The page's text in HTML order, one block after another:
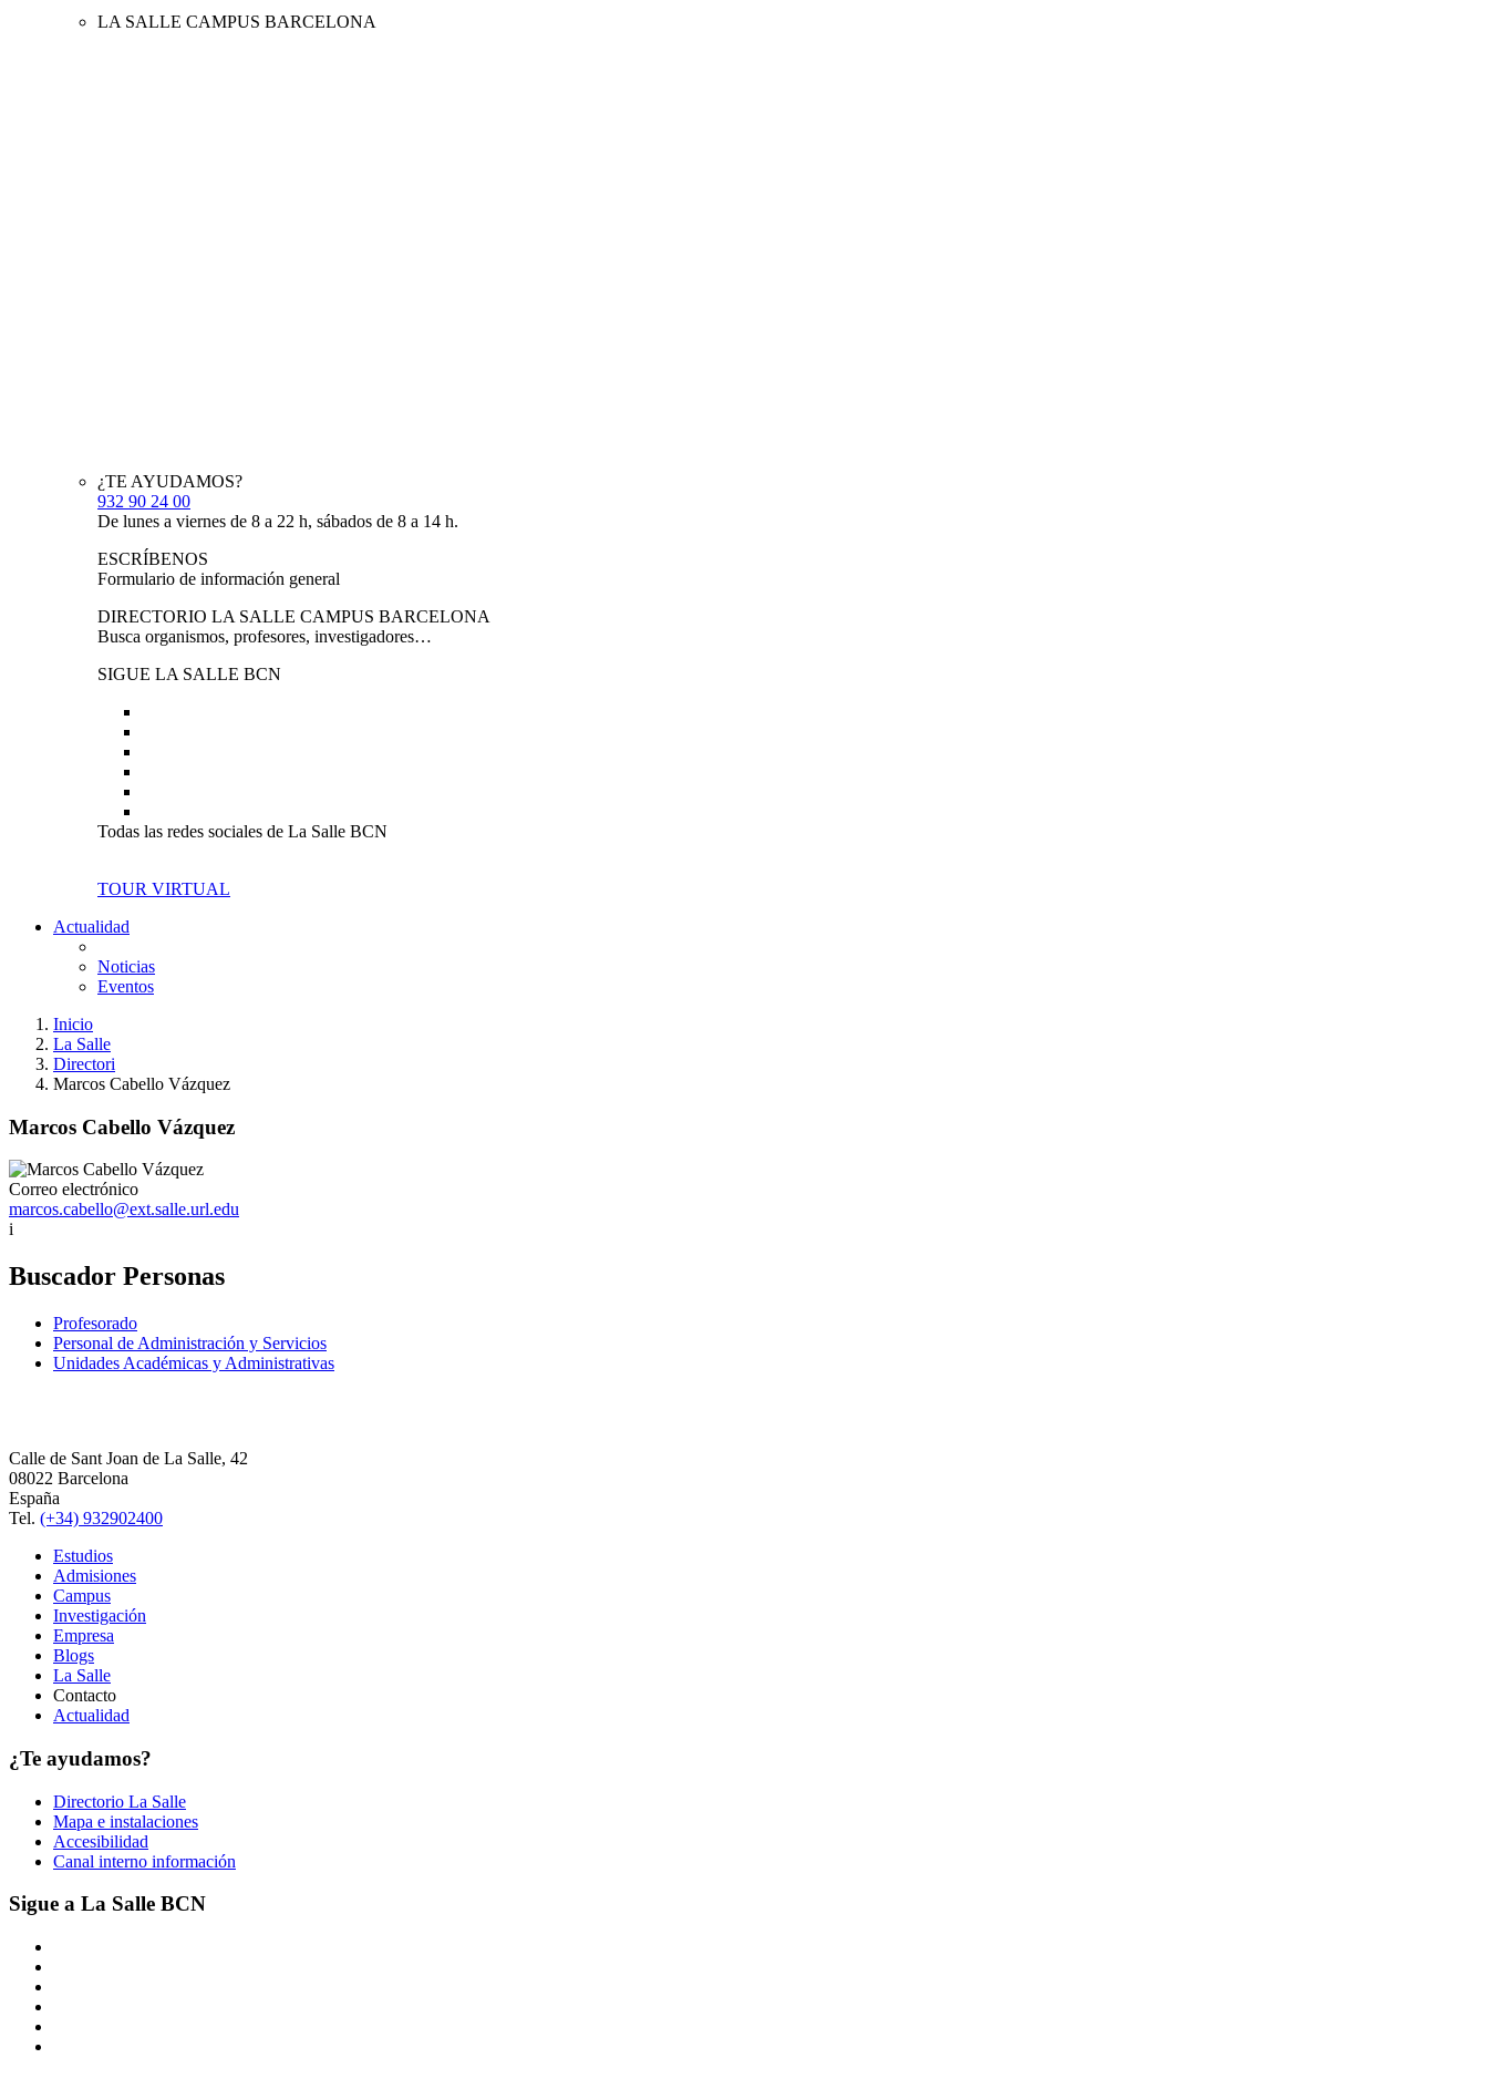
LA SALLE CAMPUS BARCELONA
¿TE AYUDAMOS?
932 90 24 00
De lunes a viernes de 8 a 22 h, sábados de 8 a 14 h.
ESCRÍBENOS
Formulario de información general
DIRECTORIO LA SALLE CAMPUS BARCELONA
Busca organismos, profesores, investigadores…
SIGUE LA SALLE BCN
Todas las redes sociales de La Salle BCN
TOUR VIRTUAL
Actualidad
Noticias
Eventos
Inicio
La Salle
Directori
Marcos Cabello Vázquez
Marcos Cabello Vázquez
Correo electrónico
marcos.cabello@ext.salle.url.edu
i
Buscador Personas
Profesorado
Personal de Administración y Servicios
Unidades Académicas y Administrativas
Calle de Sant Joan de La Salle, 42
08022 Barcelona
España
Tel. (+34) 932902400
Estudios
Admisiones
Campus
Investigación
Empresa
Blogs
La Salle
Contacto
Actualidad
¿Te ayudamos?
Directorio La Salle
Mapa e instalaciones
Accesibilidad
Canal interno información
Sigue a La Salle BCN